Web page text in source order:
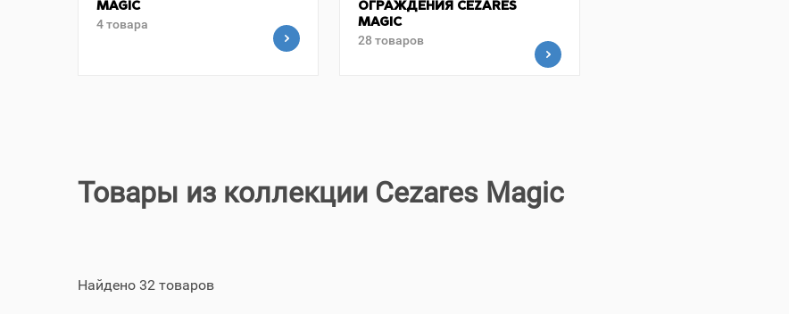
MAGIC
4 товара
ОГРАЖДЕНИЯ CEZARES
MAGIC
28 товаров
Товары из коллекции Cezares Magic
Найдено 32 товаров